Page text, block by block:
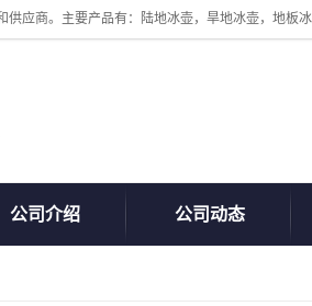
公司介绍 公司动态